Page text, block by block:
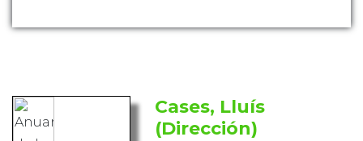
Cases, Lluís
(Dirección)